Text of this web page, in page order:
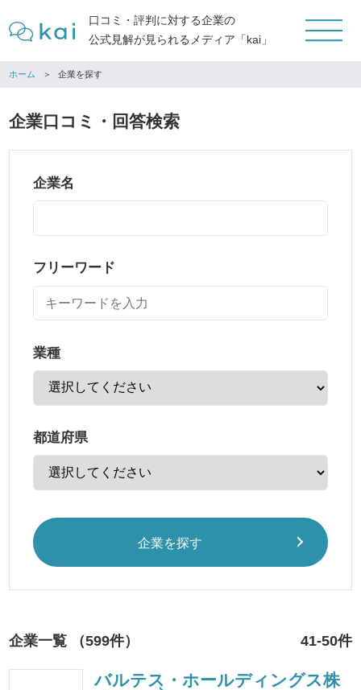
口コミ・評判に対する企業の
公式見解が見られるメディア「kai」
ホーム 企業を探す
企業口コミ・回答検索
企業名
フリーワード
業種
都道府県
企業を探す
企業一覧 （599件） 41-50件
バルテス・ホールディングス株